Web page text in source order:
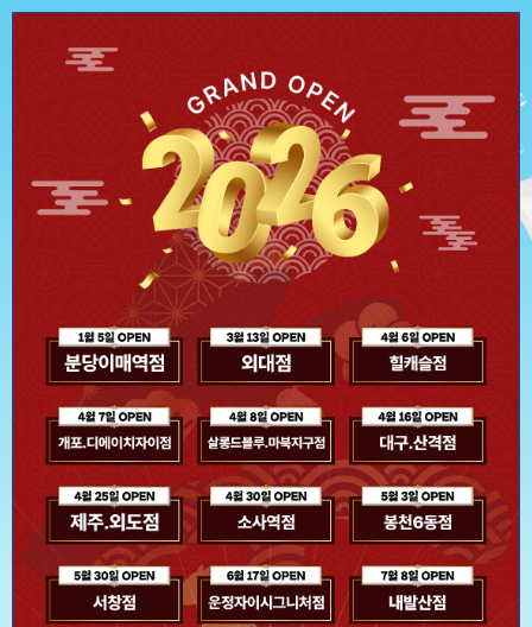
신제품 스파클링 라인 출신
극강의 시원함을 선사하다
두피 속까지 톡! 쏘는
스파클링 헤어 팩&토닉
제품 보러 가기
오늘 하루 이 창을 열지 않기 Close